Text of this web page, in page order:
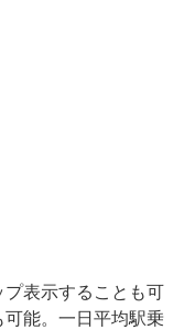
表示することも可
能。一日平均駅乗